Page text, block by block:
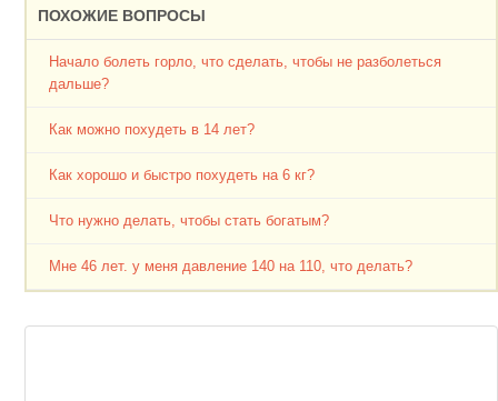
ПОХОЖИЕ ВОПРОСЫ
Начало болеть горло, что сделать, чтобы не разболеться
дальше?
Как можно похудеть в 14 лет?
Как хорошо и быстро похудеть на 6 кг?
Что нужно делать, чтобы стать богатым?
Мне 46 лет. у меня давление 140 на 110, что делать?